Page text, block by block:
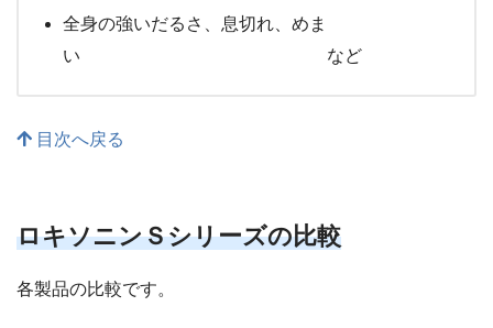
全身の強いだるさ、息切れ、めま
い など
目次へ戻る
ロキソニンＳシリーズの比較
各製品の比較です。